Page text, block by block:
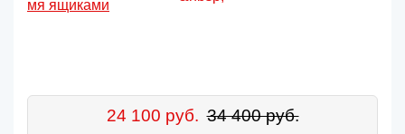
24 100 руб. 34 400 руб.